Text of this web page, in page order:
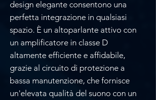
design elegante consentono una
perfetta integrazione in qualsiasi
spazio. È un altoparlante attivo con
un amplificatore in classe D
altamente efficiente e affidabile,
grazie al circuito di protezione a
bassa manutenzione, che fornisce
un'elevata qualità del suono con un